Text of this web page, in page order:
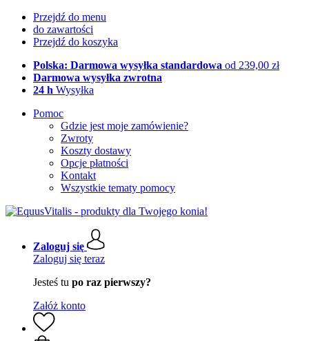
Przejdź do menu
do zawartości
Przejdź do koszyka
Polska: Darmowa wysyłka standardowa od 239,00 zł
Darmowa wysyłka zwrotna
24 h Wysyłka
Pomoc
Gdzie jest moje zamówienie?
Zwroty
Koszty dostawy
Opcje płatności
Kontakt
Wszystkie tematy pomocy
Zaloguj się
Zaloguj się teraz
Jesteś tu po raz pierwszy?
Załóż konto